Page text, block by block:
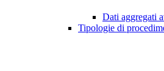
Dati aggregati
Tipologie di